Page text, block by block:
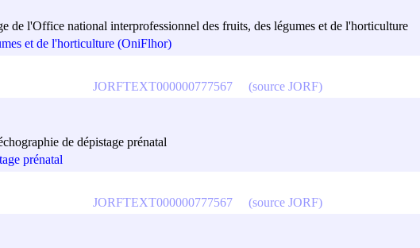
de l'Office national interprofessionnel des fruits, des légumes et de l'horticulture
et de l'horticulture (OniFlhor)
de dépistage prénatal
prénatal
JORFTEXT000000777567 (source JORF)
JORFTEXT000000777567 (source JORF)